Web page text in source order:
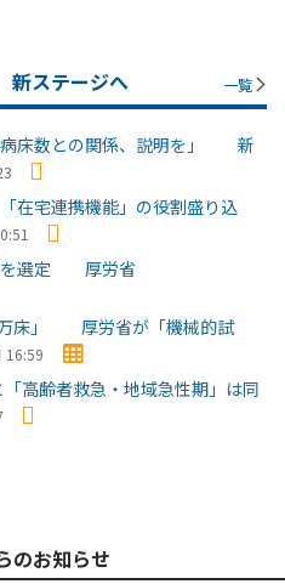
ステージへ 一覧
病床数との関係、説明を」 新
在宅連携機能」の役割盛り込
を選定 厚労省
万床」 厚労省が「機械的試
16:59
高齢者救急・地域急性期」は同
のお知らせ